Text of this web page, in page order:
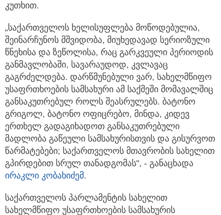
კუთხით.
„საქართველოს ხელისუფლება მოწოდებულია,
შეინარჩუნოს მშვიდობა, მიუხედავად სერიოზული
წნეხისა და ზეწოლისა, რაც გარკვეული პერიოდის
განმავლობაში, სავარაუდოდ, კვლავაც
გაგრძელდება. დარწმუნებული ვარ, სახელმწიფო
უსაფრთხოების სამსახური ამ საქმეში მომავალშიც
განსაკუთრებულ როლს შეასრულებს. ბატონო
გრიგოლ, ბატონო ოფიცრებო, მინდა, კიდევ
ერთხელ გადაგიხადოთ განსაკუთრებული
მადლობა გაწეული სამსახურისთვის და გისურვოთ
წარმატებები; საქართველოს მთავრობის სახელით
გპირდებით სრულ თანადგომას", - განაცხადა
ირაკლი კობახიძემ.
საქართველოს პარლამენტის სახელით
სახელმწიფო უსაფრთხოების სამსახურის